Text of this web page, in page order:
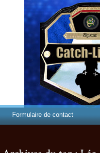
Formulaire de contact